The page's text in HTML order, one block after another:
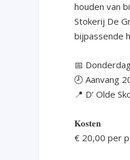
houden van
Stokerij De
bijpassende
📅
🕗 Aanvang
📍 D’ Olde
𝐊𝐨𝐬𝐭𝐞𝐧
€ 20,00 per